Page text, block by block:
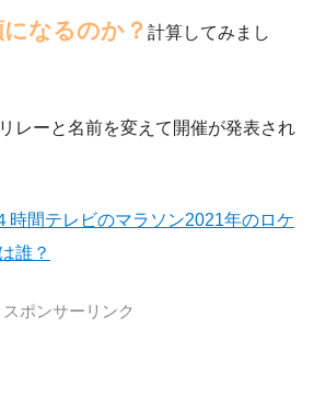
なるのか？ 計算してみまし
レーと名前を変えて開催が発表され
時間テレビのマラソン2021年のロケ
誰？
スポンサーリンク